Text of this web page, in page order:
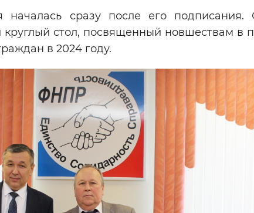
началась сразу после его подписания.
стол, посвященный новшествам в
в 2024 году.